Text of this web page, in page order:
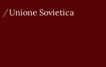
Unione Sovietica